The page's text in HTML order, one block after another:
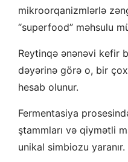
mikroorqanizmlərlə
“superfood” məhsulu
Reytinqə ənənəvi kefir
dəyərinə görə o, bir
hesab olunur.
Fermentasiya
ştammları və qiymətli
unikal simbiozu yaranır.